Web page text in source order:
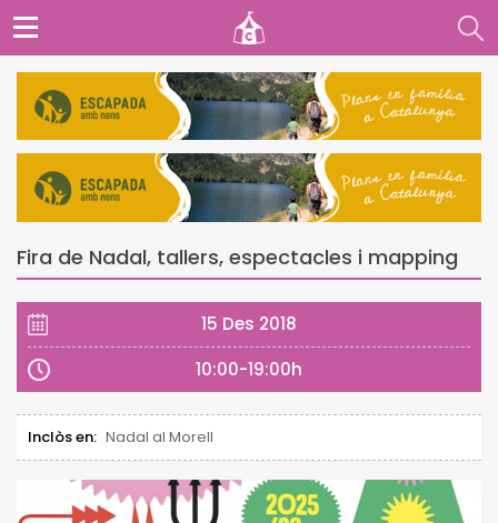
Fira de Nadal, tallers, espectacles i mapping
15 Des 2018
10:00-19:00h
Inclòs en: Nadal al Morell